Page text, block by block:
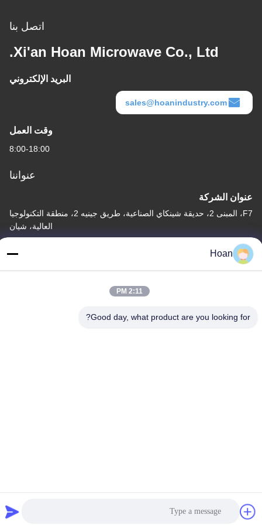
اتصل بنا
Xi'an Hoan Microwave Co., Ltd.
البريد الإلكتروني
sales@hoanindustry.com
وقت العمل
8:00-18:00
عنواننا
عنوان الشركة
F7، المبنى 2، حديقة شينكاي الصناعية، طريق جينيه 2، منطقة التكنولوجيا
العالية، شيان
عنوان المصنع
Hoan
2:11 PM
Good day, what product are you looking for?